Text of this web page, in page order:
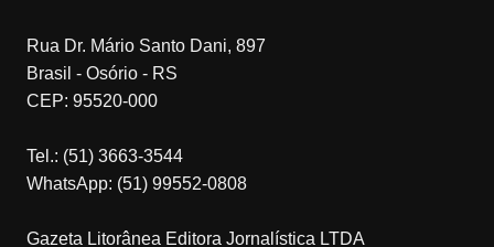
Rua Dr. Mário Santo Dani, 897
Brasil - Osório - RS
CEP: 95520-000
Tel.: (51) 3663-3544
WhatsApp: (51) 99552-0808
Gazeta Litorânea Editora Jornalística LTDA